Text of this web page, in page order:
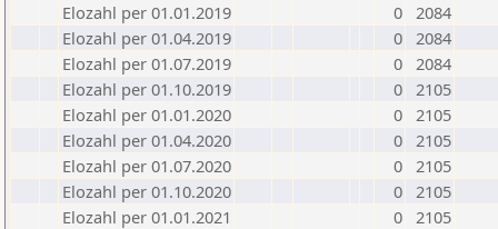
Elozahl per 01.01.2019
0 2084
Elozahl per 01.04.2019
0 2084
Elozahl per 01.07.2019
0 2084
Elozahl per 01.10.2019
0 2105
Elozahl per 01.01.2020
0 2105
Elozahl per 01.04.2020
0 2105
Elozahl per 01.07.2020
0 2105
Elozahl per 01.10.2020
0 2105
Elozahl per 01.01.2021
0 2105